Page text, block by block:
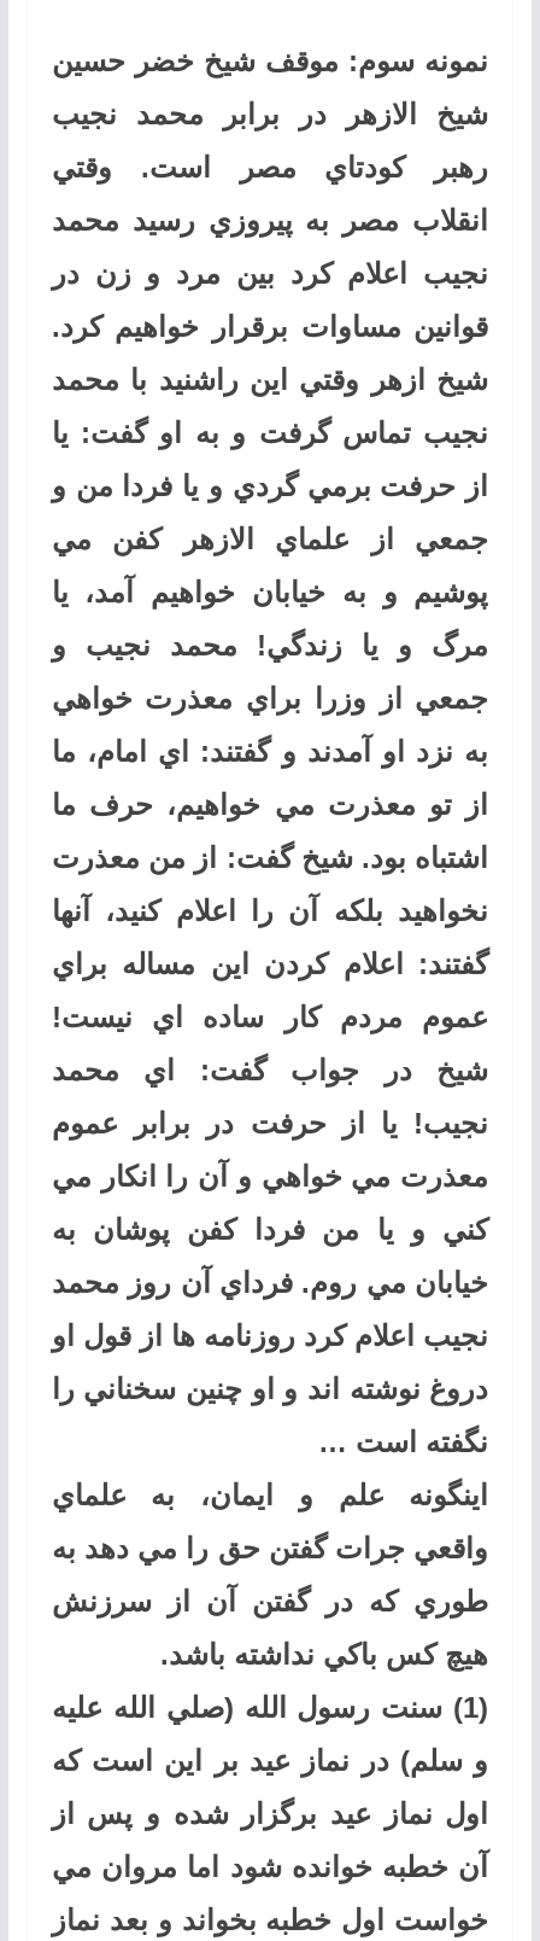
نمونه سوم: موقف شيخ خضر حسين
شيخ الازهر در برابر محمد نجيب
رهبر كودتاي مصر است. وقتي
انقلاب مصر به پيروزي رسيد محمد
نجيب اعلام كرد بين مرد و زن در
قوانين مساوات برقرار خواهيم كرد.
شيخ ازهر وقتي اين راشنيد با محمد
نجيب تماس گرفت و به او گفت: يا
از حرفت برمي گردي و يا فردا من و
جمعي از علماي الازهر كفن مي
پوشيم و به خيابان خواهيم آمد، يا
مرگ و يا زندگي! محمد نجيب و
جمعي از وزرا براي معذرت خواهي
به نزد او آمدند و گفتند: اي امام، ما
از تو معذرت مي خواهيم، حرف ما
اشتباه بود. شيخ گفت: از من معذرت
نخواهيد بلكه آن را اعلام كنيد، آنها
گفتند: اعلام كردن اين مساله براي
عموم مردم كار ساده اي نيست!
شيخ در جواب گفت: اي محمد
نجيب! يا از حرفت در برابر عموم
معذرت مي خواهي و آن را انكار مي
كني و يا من فردا كفن پوشان به
خيابان مي روم. فرداي آن روز محمد
نجيب اعلام كرد روزنامه ها از قول او
دروغ نوشته اند و او چنين سخناني را
نگفته است …
اينگونه علم و ايمان، به علماي
واقعي جرات گفتن حق را مي دهد به
طوري كه در گفتن آن از سرزنش
هيچ كس باكي نداشته باشد.
(1) سنت رسول الله (صلي الله عليه
و سلم) در نماز عيد بر اين است كه
اول نماز عيد برگزار شده و پس از
آن خطبه خوانده شود اما مروان مي
خواست اول خطبه بخواند و بعد نماز